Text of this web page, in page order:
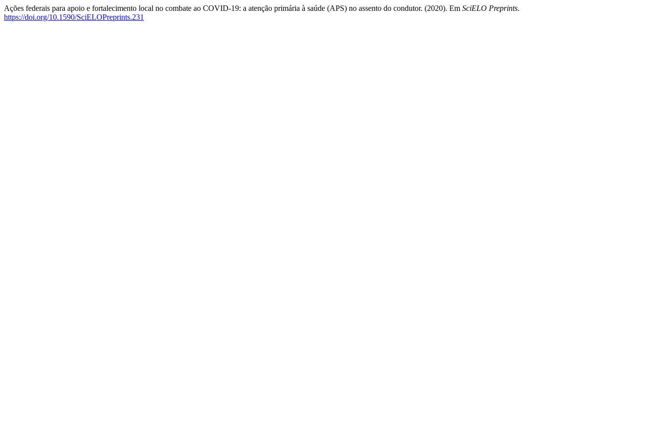
Ações federais para apoio e fortalecimento local no combate ao COVID-19: a atenção primária à saúde (APS) no assento do condutor. (2020). Em SciELO Preprints.
https://doi.org/10.1590/SciELOPreprints.231